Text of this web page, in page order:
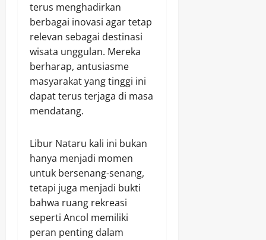
terus menghadirkan
berbagai inovasi agar tetap
relevan sebagai destinasi
wisata unggulan. Mereka
berharap, antusiasme
masyarakat yang tinggi ini
dapat terus terjaga di masa
mendatang.
Libur Nataru kali ini bukan
hanya menjadi momen
untuk bersenang-senang,
tetapi juga menjadi bukti
bahwa ruang rekreasi
seperti Ancol memiliki
peran penting dalam